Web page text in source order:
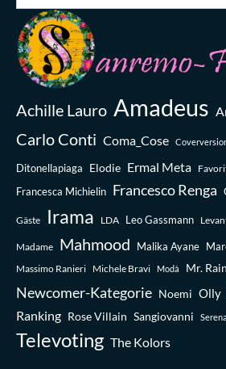
Achille Lauro Amadeus
Carlo Conti Coma_Cose
Ditonellapiaga Elodie Ermal Meta
Francesca Michielin Francesco Renga
Gäste Irama LDA Leo Gassmann
Madame Mahmood Malika Ayane
Massimo Ranieri Michele Bravi Modà Mr. Rain
Newcomer-Kategorie Noemi Olly
Ranking Rose Villain Sangiovanni
Televoting The Kolors